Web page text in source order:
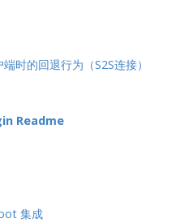
时的回退行为（S2S连接）
Readme
集成